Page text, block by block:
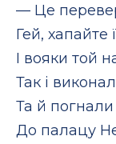
— Це
Гей, хапайте
І вояки той
Так і
Та й
До палацу